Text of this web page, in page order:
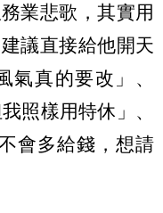
業悲歌，其實用
議直接給他開天
氣真的要改」、
照樣用特休」、
會多給錢，想請